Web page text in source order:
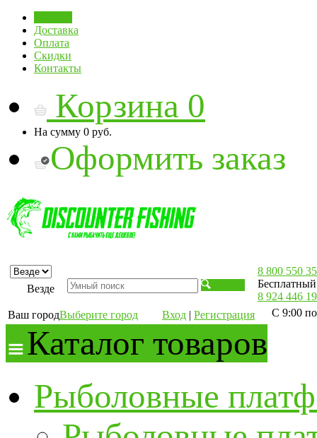
Доставка
Оплата
Скидки
Контакты
Корзина 0
На сумму 0 руб.
Оформить заказ
Везде
Ваш городВыберите город Вход | Регистрация
8 800 550
8 924 446
С 9:00
Каталог товаров
Рыболовные